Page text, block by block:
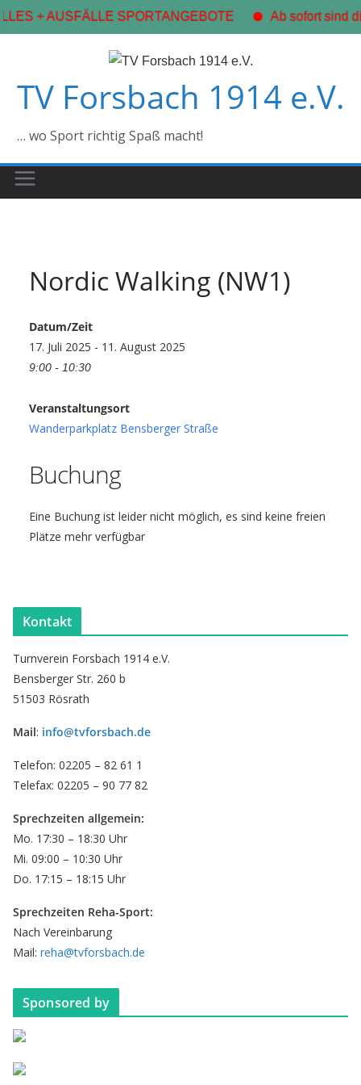
+ AUSFÄLLE SPORTANGEBOTE Ab sofort sind
springen
TV Forsbach 1914 e.V.
… wo Sport richtig Spaß macht!
Nordic Walking (NW1)
Datum/Zeit
17. Juli 2025 - 11. August 2025
9:00 - 10:30
Veranstaltungsort
Wanderparkplatz Bensberger Straße
Buchung
Eine Buchung ist leider nicht möglich, es sind keine freien
Plätze mehr verfügbar
Kontakt
Turnverein Forsbach 1914 e.V.
Bensberger Str. 260 b
51503 Rösrath
Mail: info@tvforsbach.de
Telefon: 02205 – 82 61 1
Telefax: 02205 – 90 77 82
Sprechzeiten allgemein:
Mo. 17:30 – 18:30 Uhr
Mi. 09:00 – 10:30 Uhr
Do. 17:15 – 18:15 Uhr
Sprechzeiten Reha-Sport:
Nach Vereinbarung
Mail: reha@tvforsbach.de
Sponsored by